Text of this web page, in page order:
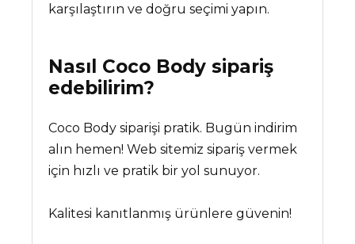
karşılaştırın ve doğru seçimi yapın.
Nasıl Coco Body sipariş
edebilirim?
Coco Body siparişi pratik. Bugün indirim
alın hemen! Web sitemiz sipariş vermek
için hızlı ve pratik bir yol sunuyor.
Kalitesi kanıtlanmış ürünlere güvenin!